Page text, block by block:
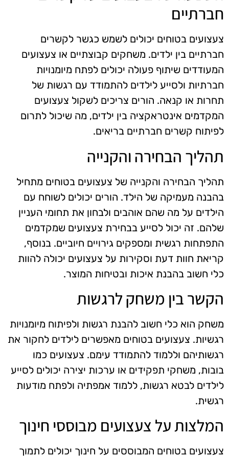
חברתיים
צעצועים בטוחים יכולים לשמש כגשר לקשרים
חברתיים בין ילדים. משחקים קבוצתיים או צעצועים
המעודדים שיתוף פעולה יכולים לפתח מיומנויות
חברתיות ולסייע לילדים להתמודד עם רגשות של
תחרות או קנאה. הורים צריכים לשקול צעצועים
המקדמים אינטראקציה בין ילדים, מה שיכול לתרום
לפיתוח קשרים חברתיים בריאים.
תהליך הבחירה והקנייה
תהליך הבחירה והקנייה של צעצועים בטוחים מתחיל
בהבנה מעמיקה של הילד. הורים יכולים לשוחח עם
הילדים על מה שהם אוהבים ולבחון את תחומי העניין
שלהם. זה יכול לסייע בבחירת צעצועים שמקדמים
התפתחות רגשית ומספקים גירויים חיוביים. בנוסף,
קריאת חוות דעת וסקירות על צעצועים יכולה להוות
כלי חשוב בהבנת איכות ובטיחות המוצר.
הקשר בין משחק לרגשות
משחק הוא כלי חשוב להבנת רגשות ולפיתוח מיומנויות
רגשיות. צעצועים בטוחים מאפשרים לילדים לחקור את
רגשותיהם וללמוד להתמודד עימם. צעצועים כמו
בובות, משחקי תפקידים או ערכות יצירה יכולים לסייע
לילדים לבטא רגשות, ללמוד אמפתיה ולפתח מודעות
רגשית.
המלצות על צעצועים מבוססי חינוך
צעצועים בטוחים המבוססים על חינוך יכולים לתמוך